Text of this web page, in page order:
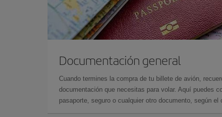
Documentación general
Cuando termines la compra de tu billete de avión,
documentación que necesitas para volar. Aquí puedes
pasaporte, seguro o cualquier otro documento, según